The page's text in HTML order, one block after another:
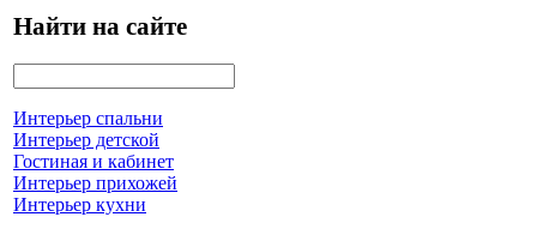
Найти на сайте
Интерьер спальни
Интерьер детской
Гостиная и кабинет
Интерьер прихожей
Интерьер кухни